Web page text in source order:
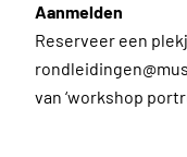
Aanmelden
Reserveer een
van ‘workshop